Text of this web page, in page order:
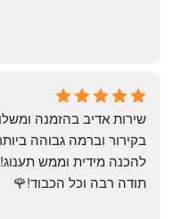
May Azulay
a month ago
להכנה מידית וממש תענוג!
תודה רבה וכל הכבוד!🌹